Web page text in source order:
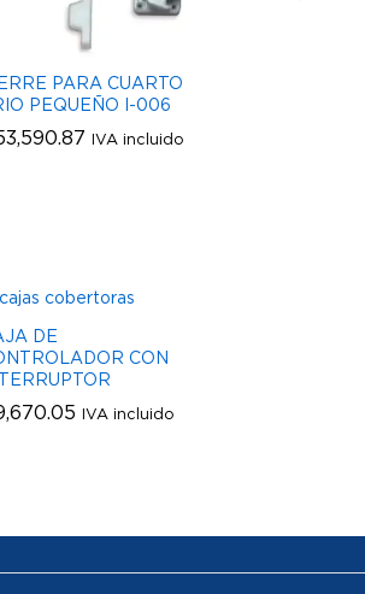
PARA CUARTO
PEQUEÑO I-006
IVA incluido
DE
CON
IVA incluido